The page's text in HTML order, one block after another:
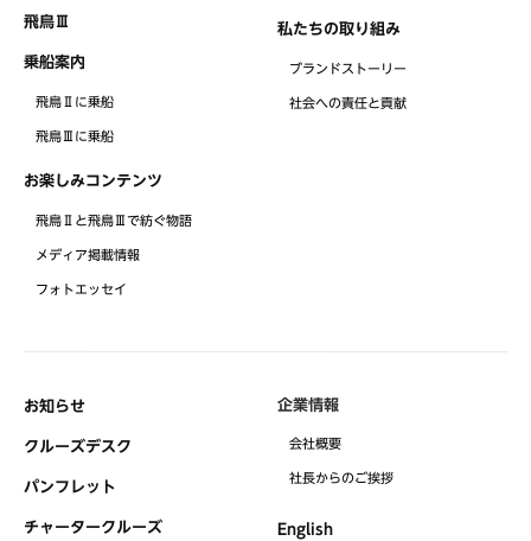
飛鳥Ⅲ
乗船案内
飛鳥Ⅱに乗船
飛鳥Ⅲに乗船
お楽しみコンテンツ
飛鳥Ⅱと飛鳥Ⅲで紡ぐ物語
メディア掲載情報
フォトエッセイ
私たちの取り組み
ブランドストーリー
社会への責任と貢献
お知らせ
クルーズデスク
パンフレット
チャータークルーズ
企業情報
会社概要
社⻑からのご挨拶
English